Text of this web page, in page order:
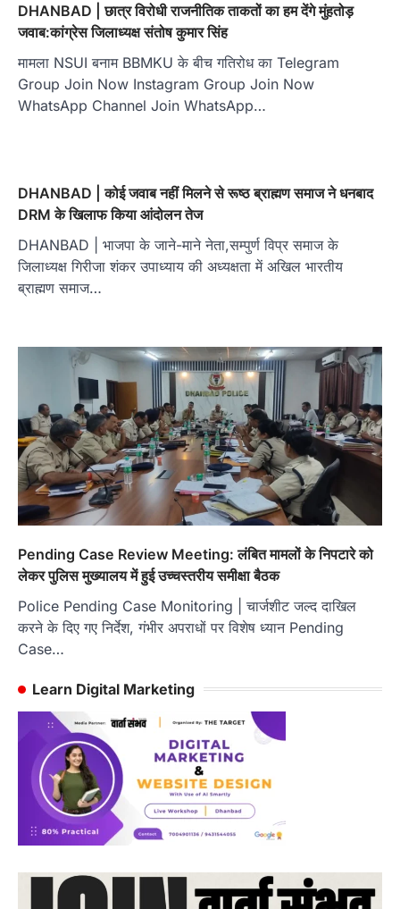
DHANBAD | छात्र विरोधी राजनीतिक ताकतों का हम देंगे मुंहतोड़
जवाब:कांग्रेस जिलाध्यक्ष संतोष कुमार सिंह
मामला NSUI बनाम BBMKU के बीच गतिरोध का Telegram
Group Join Now Instagram Group Join Now
WhatsApp Channel Join WhatsApp…
DHANBAD | कोई जवाब नहीं मिलने से रूष्‍ठ ब्राह्मण समाज ने धनबाद
DRM के खिलाफ किया आंदोलन तेज
DHANBAD | भाजपा के जाने-माने नेता,सम्पुर्ण विप्र समाज के
जिलाध्यक्ष गिरीजा शंकर उपाध्याय की अध्यक्षता में अखिल भारतीय
ब्राह्मण समाज…
Pending Case Review Meeting: लंबित मामलों के निपटारे को
लेकर पुलिस मुख्यालय में हुई उच्चस्तरीय समीक्षा बैठक
Police Pending Case Monitoring | चार्जशीट जल्द दाखिल
करने के दिए गए निर्देश, गंभीर अपराधों पर विशेष ध्यान Pending
Case…
Learn Digital Marketing